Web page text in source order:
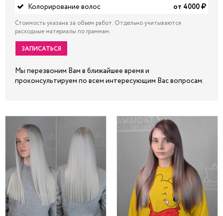
Колорирование волос
от 4000
Стоимость указана за объем работ. Отдельно учитываются
расходные материалы по граммам.
ЗАПИСАТЬСЯ
Мы перезвоним Вам в ближайшее время и
проконсультируем по всем интересующим Вас вопросам.